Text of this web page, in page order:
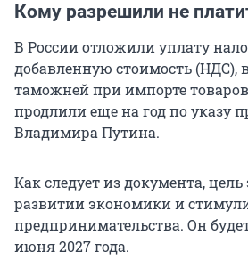
Кому разрешили не
В России отложили уплату
добавленную стоимость (НДС),
таможней при импорте
продлили еще на год по указу
Владимира Путина.
Как следует из документа,
развитии экономики и
предпринимательства. Он
июня 2027 года.